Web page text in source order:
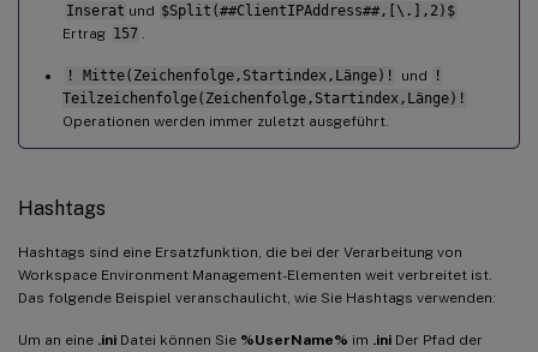
Inserat und $Split(##ClientIPAddress##,[\.],2)$
Ertrag 157
! Mitte(Zeichenfolge,Startindex,Länge)! und
!
Teilzeichenfolge(Zeichenfolge,Startindex,Länge)!
Operationen werden immer zuletzt ausgeführt.
Hashtags
Hashtags sind eine Ersatzfunktion, die bei der Verarbeitung von
Workspace Environment Management-Elementen weit verbreitet ist.
Das folgende Beispiel veranschaulicht, wie Sie Hashtags verwenden:
Um an eine .ini Datei können Sie %UserName% im .ini Der Pfad der